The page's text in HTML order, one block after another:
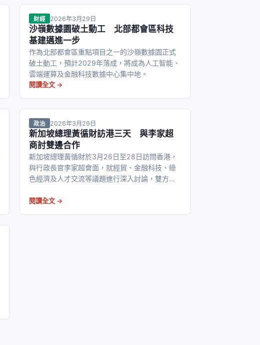
財經 2026年3月29日
沙嶺數據園破土動工 北部都會區科技
基建邁進一步
作為北部都會區重點項目之一的沙嶺數據園正式
破土動工，預計2029年落成，將成為人工智能、
雲端運算及金融科技數據中心集中地。
閱讀全文 →
政治 2026年3月29日
新加坡總理黃循財訪港三天 與李家超
商討雙邊合作
新加坡總理黃循財於3月26日至28日訪問香港，
與行政長官李家超會面，就經貿、金融科技、綠
色經濟及人才交流等議題進行深入討論，雙方同
閱讀全文 →